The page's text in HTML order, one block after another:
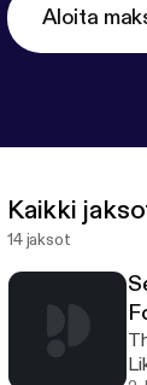
Aloita
Kaikki
14 jaksot